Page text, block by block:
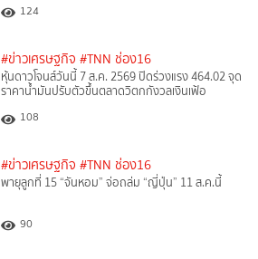
124
#ข่าวเศรษฐกิจ #TNN ช่อง16
หุ้นดาวโจนส์วันนี้ 7 ส.ค. 2569 ปิดร่วงแรง 464.02 จุด
ราคาน้ำมันปรับตัวขึ้นตลาดวิตกกังวลเงินเฟ้อ
108
#ข่าวเศรษฐกิจ #TNN ช่อง16
พายุลูกที่ 15 “จันหอม” จ่อถล่ม “ญี่ปุ่น” 11 ส.ค.นี้
90